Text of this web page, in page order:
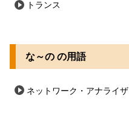
トランス
な～の の用語
ネットワーク・アナライザ